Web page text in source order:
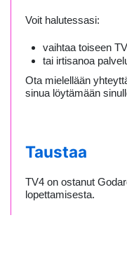
Voit halutessasi:
vaihtaa toiseen
tai irtisanoa
Ota mielellään
sinua löytämään
Taustaa
TV4 on ostanut
lopettamisesta.